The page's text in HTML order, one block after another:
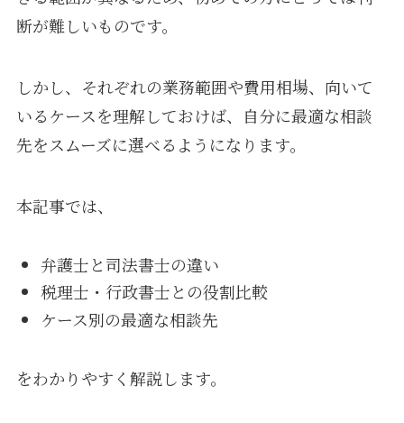
断が難しいものです。
しかし、それぞれの業務範囲や費用相場、向いて
いるケースを理解しておけば、自分に最適な相談
先をスムーズに選べるようになります。
本記事では、
弁護士と司法書士の違い
税理士・行政書士との役割比較
ケース別の最適な相談先
をわかりやすく解説します。